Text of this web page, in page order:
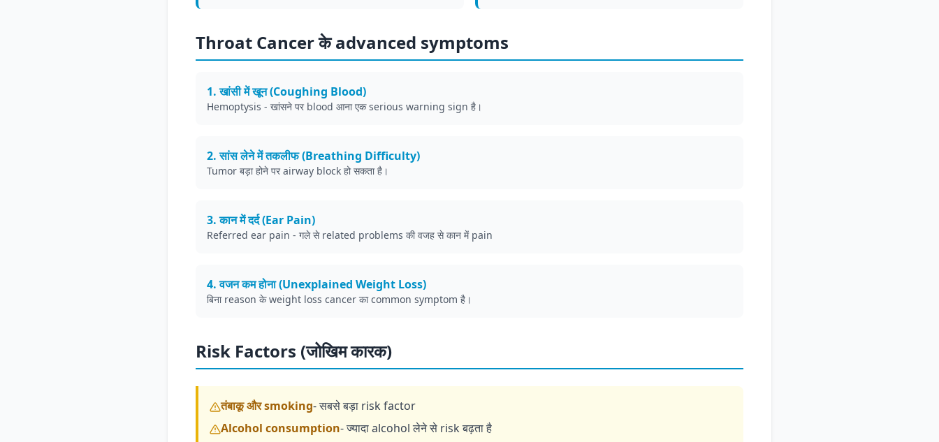
Throat Cancer के advanced symptoms
1. खांसी में खून (Coughing Blood)
Hemoptysis - खांसने पर blood आना एक serious warning sign है।
2. सांस लेने में तकलीफ (Breathing Difficulty)
Tumor बड़ा होने पर airway block हो सकता है।
3. कान में दर्द (Ear Pain)
Referred ear pain - गले से related problems की वजह से कान में pain
4. वजन कम होना (Unexplained Weight Loss)
बिना reason के weight loss cancer का common symptom है।
Risk Factors (जोखिम कारक)
तंबाकू और smoking- सबसे बड़ा risk factor
Alcohol consumption- ज्यादा alcohol लेने से risk बढ़ता है